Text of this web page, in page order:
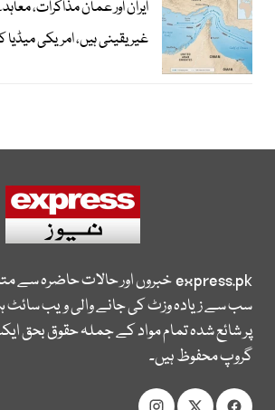
ایران اور عمان مذاکرات،
غیر یقینی ہیں، امریکی
express.pkخبروں اور حالات حاضرہ سے
سب سے زیادہ وزٹ کی جانے والی ویب
پر شائع شدہ تمام مواد کے جملہ حقوق بحق
گروپ محفوظ ہیں۔